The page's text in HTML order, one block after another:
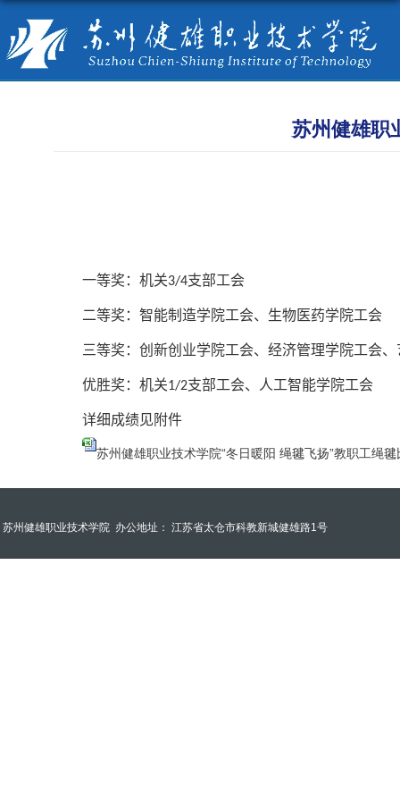
苏州健雄职
一等奖：机关3/4支部工会
二等奖：智能制造学院工会、生物医药学院工会
三等奖：创新创业学院工会、经济管理学院工会
优胜奖：机关1/2支部工会、人工智能学院工会
详细成绩见附件
苏州健雄职业技术学院“冬日暖阳 绳毽飞扬”教职工绳
苏州健雄职业技术学院 办公地址： 江苏省太仓市科教新城健雄路1号